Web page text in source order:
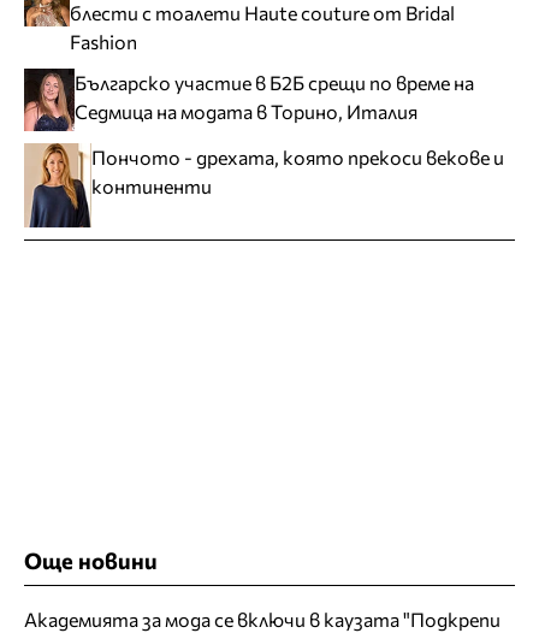
блести с тоалети Haute couture от Bridal
Fashion
Българско участие в Б2Б срещи по време на
Седмица на модата в Торино, Италия
Пончото - дрехата, която прекоси векове и
континенти
Още новини
Академията за мода се включи в каузата "Подкрепи